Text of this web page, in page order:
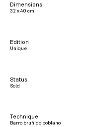
Dimensions
32 x 40 cm
Edition
Unique
Status
Sold
Technique
Barro bruñido poblano